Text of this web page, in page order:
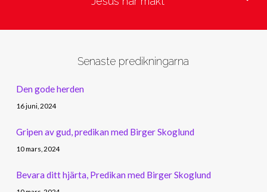
Senaste predikningarna
Den gode herden
16 juni, 2024
Gripen av gud, predikan med Birger Skoglund
10 mars, 2024
Bevara ditt hjärta, Predikan med Birger Skoglund